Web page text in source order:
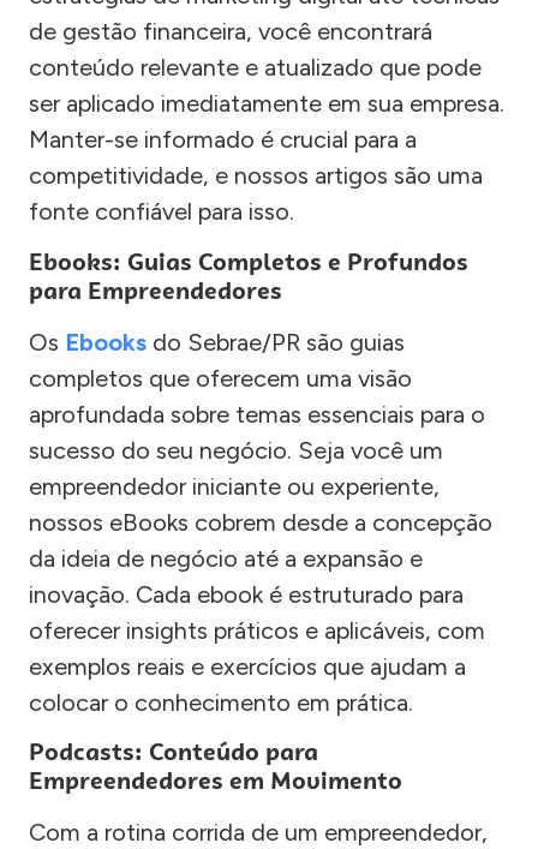
de gestão financeira, você encontrará
conteúdo relevante e atualizado que pode
ser aplicado imediatamente em sua empresa.
Manter-se informado é crucial para a
competitividade, e nossos artigos são uma
fonte confiável para isso.
Ebooks: Guias Completos e Profundos
para Empreendedores
Os Ebooks do Sebrae/PR são guias
completos que oferecem uma visão
aprofundada sobre temas essenciais para o
sucesso do seu negócio. Seja você um
empreendedor iniciante ou experiente,
nossos eBooks cobrem desde a concepção
da ideia de negócio até a expansão e
inovação. Cada ebook é estruturado para
oferecer insights práticos e aplicáveis, com
exemplos reais e exercícios que ajudam a
colocar o conhecimento em prática.
Podcasts: Conteúdo para
Empreendedores em Movimento
Com a rotina corrida de um empreendedor,